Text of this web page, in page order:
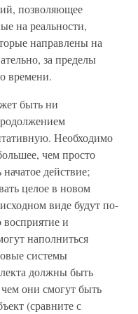
позволяющее
на реальности,
направлены на
за пределы
времени.
быть ни
Необходимо
чем просто
действие;
целое в новом
виде будут по-
восприятие и
наполниться
системы
должны быть
они смогут быть
(сравните с